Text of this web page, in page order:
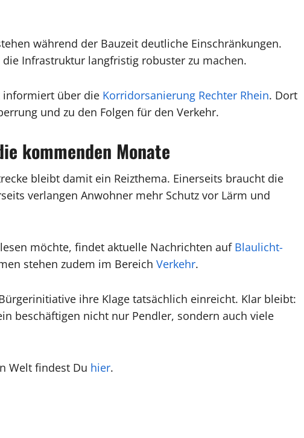
während der Bauzeit deutliche Einschränkungen.
Infrastruktur langfristig robuster zu machen.
informiert über die Korridorsanierung Rechter Rhein. Dort
und zu den Folgen für den Verkehr.
kommenden Monate
bleibt damit ein Reizthema. Einerseits braucht die
verlangen Anwohner mehr Schutz vor Lärm und
möchte, findet aktuelle Nachrichten auf Blaulicht-
stehen zudem im Bereich Verkehr.
ihre Klage tatsächlich einreicht. Klar bleibt:
beschäftigen nicht nur Pendler, sondern auch viele
Welt findest Du hier.